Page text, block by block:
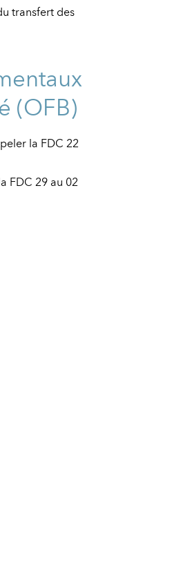
transfert des
(OFB)
la FDC 22
FDC 29 au 02